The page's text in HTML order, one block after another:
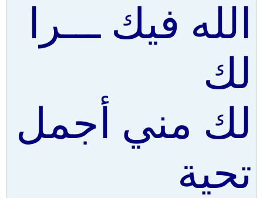
الله فيك ـــرا
لك
لك مني أجمل
تحية